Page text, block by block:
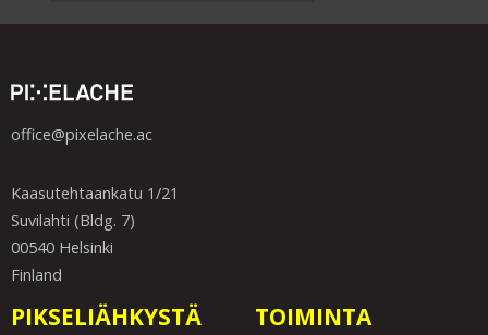
office@pixelache.ac
Kaasutehtaankatu 1/21
Suvilahti (Bldg. 7)
00540 Helsinki
Finland
PIKSELIÄHKYSTÄ TOIMINTA